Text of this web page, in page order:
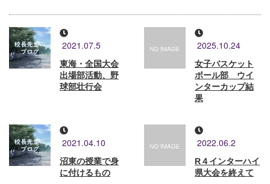
2021.07.5
東海・全国大会
出場部活動、野
球部壮行会
2025.10.24
女子バスケット
ボール部 ウイ
ンターカップ結
果
2021.04.10
沼東の授業で身
に付けるもの
2022.06.2
R４インターハイ
県大会を終えて